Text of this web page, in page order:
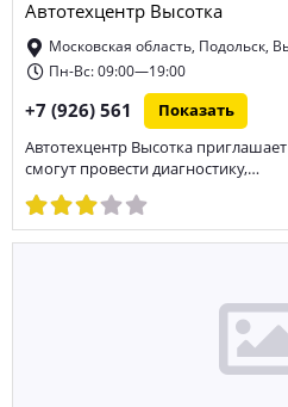
Автотехцентр Высотка
Московская область, Подольск,
Пн-Вс: 09:00—19:00
+7 (926) 561 Показать
Автотехцентр Высотка
смогут провести диагностику,…